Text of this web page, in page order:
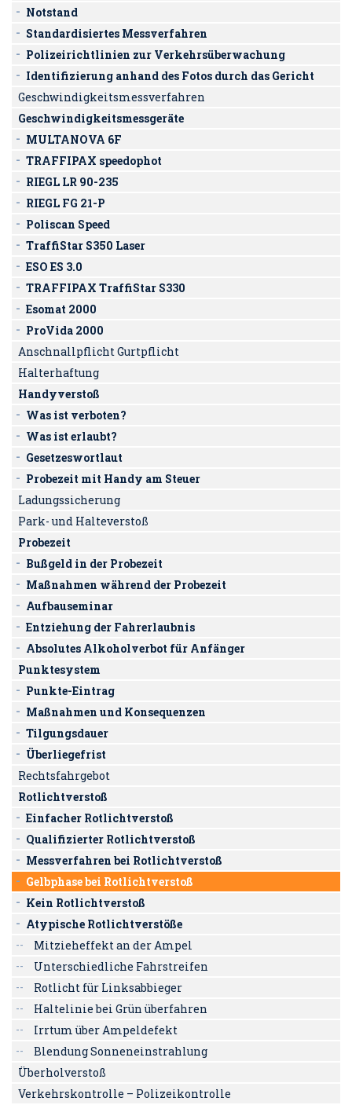
Notstand
Standardisiertes Messverfahren
Polizeirichtlinien zur Verkehrsüberwachung
Identifizierung anhand des Fotos durch das Gericht
Geschwindigkeitsmessverfahren
Geschwindigkeitsmessgeräte
MULTANOVA 6F
TRAFFIPAX speedophot
RIEGL LR 90-235
RIEGL FG 21-P
Poliscan Speed
TraffiStar S350 Laser
ESO ES 3.0
TRAFFIPAX TraffiStar S330
Esomat 2000
ProVida 2000
Anschnallpflicht Gurtpflicht
Halterhaftung
Handyverstoß
Was ist verboten?
Was ist erlaubt?
Gesetzeswortlaut
Probezeit mit Handy am Steuer
Ladungssicherung
Park- und Halteverstoß
Probezeit
Bußgeld in der Probezeit
Maßnahmen während der Probezeit
Aufbauseminar
Entziehung der Fahrerlaubnis
Absolutes Alkoholverbot für Anfänger
Punktesystem
Punkte-Eintrag
Maßnahmen und Konsequenzen
Tilgungsdauer
Überliegefrist
Rechtsfahrgebot
Rotlichtverstoß
Einfacher Rotlichtverstoß
Qualifizierter Rotlichtverstoß
Messverfahren bei Rotlichtverstoß
Gelbphase bei Rotlichtverstoß
Kein Rotlichtverstoß
Atypische Rotlichtverstöße
Mitzieheffekt an der Ampel
Unterschiedliche Fahrstreifen
Rotlicht für Linksabbieger
Haltelinie bei Grün überfahren
Irrtum über Ampeldefekt
Blendung Sonneneinstrahlung
Überholverstoß
Verkehrskontrolle – Polizeikontrolle